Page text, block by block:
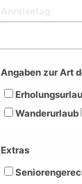
Angaben zur Art
Wanderurlaub
Extras